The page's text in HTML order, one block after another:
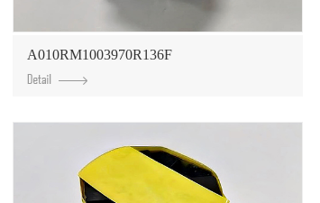
A010RM1003970R136F